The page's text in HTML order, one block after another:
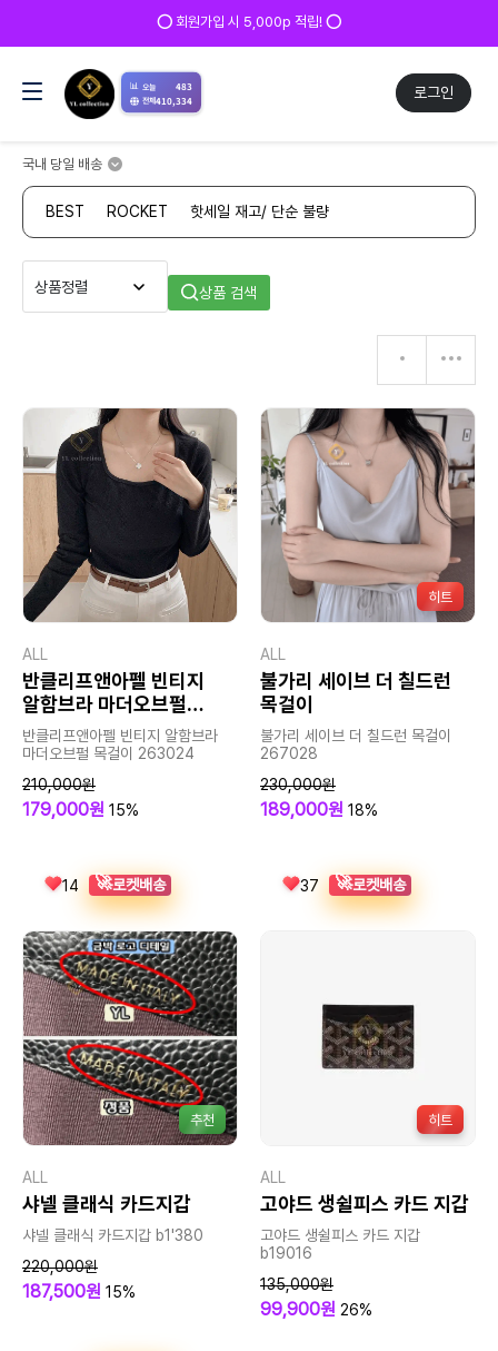
⭕ 회원가입 시 5,000p 적립! ⭕
로그인
📊 오늘 483
전체410,334
국내 당일 배송
BEST ROCKET 핫세일 재고/ 단순 불량
상품 검색
ALL
반클리프앤아펠 빈티지
알함브라 마더오브펄
목걸이
반클리프앤아펠 빈티지 알함브라
마더오브펄 목걸이 263024
210,000원
179,000원 15%
14 🚀로켓배송
히트
ALL
불가리 세이브 더 칠드런
목걸이
불가리 세이브 더 칠드런 목걸이
267028
230,000원
189,000원 18%
37 🚀로켓배송
추천
ALL
샤넬 클래식 카드지갑
샤넬 클래식 카드지갑 b1'380
220,000원
187,500원 15%
히트
ALL
고야드 생쉴피스 카드 지갑
고야드 생쉴피스 카드 지갑
b19016
135,000원
99,900원 26%